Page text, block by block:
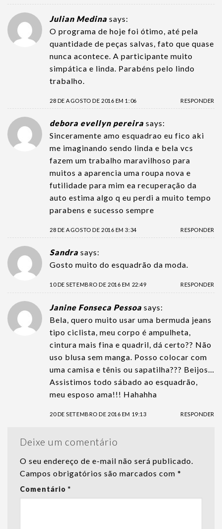
Julian Medina says:
O programa de hoje foi ótimo, até pela
quantidade de peças salvas, fato que quase
nunca acontece. A participante muito
simpática e linda. Parabéns pelo lindo
trabalho.
28 DE AGOSTO DE 2016 EM 1:06 RESPONDER
debora evellyn pereira says:
Sinceramente amo esquadrao eu fico aki
me imaginando sendo linda e bela vcs
fazem um trabalho maravilhoso para
muitos a aparencia uma roupa nova e
futilidade para mim ea recuperação da
auto estima algo q eu perdi a muito tempo
parabens e sucesso sempre
28 DE AGOSTO DE 2016 EM 3:34 RESPONDER
Sandra says:
Gosto muito do esquadrão da moda.
10 DE SETEMBRO DE 2016 EM 22:49 RESPONDER
Janine Fonseca Pessoa says:
Bela, quero muito usar uma bermuda jeans
tipo ciclista, meu corpo é ampulheta,
cintura mais fina e quadril, dá certo?? Não
uso blusa sem manga. Posso colocar com
uma camisa e tênis ou sapatilha??? Beijos…
Assistimos todo sábado ao esquadrão,
meu esposo ama!!! Hahahha
20 DE SETEMBRO DE 2016 EM 19:13 RESPONDER
Deixe um comentário
O seu endereço de e-mail não será publicado.
Campos obrigatórios são marcados com *
Comentário *